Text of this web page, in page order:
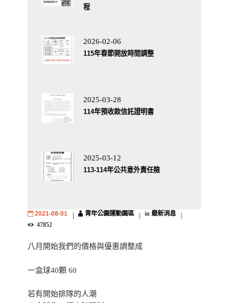
程
2026-02-06
115年春節開放時間調整
2025-03-28
114年預收款信託證明書
2025-03-12
113-114年公共意外責任險
2021-08-01 青年公園運動園區 in 最新消息
47852
八月開始我們的價格與優惠調整成
一盒球40顆 60
若有開始排隊的人潮